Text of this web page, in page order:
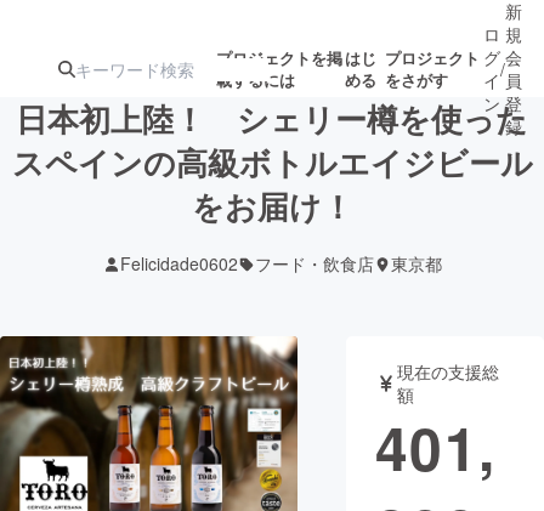
プロジェクトを掲
載するには
はじ
める
プロジェクト
をさがす
注目の新着プロ
ジェクト
募集終了が近いプ
ロジェクト
テクノロジー・ガジェット
映像・映画 書籍・雑誌
ロ
グ
イ
ン
/
新
規
会
員
登
録
日本初上陸！ シェリー樽を使った
スペインの高級ボトルエイジビール
をお届け！
Felicidade0602 フード・飲食店 東京都
現在の支援総
額
401,